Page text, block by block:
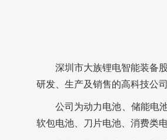
深圳市大族锂电智能装备
研发、生产及销售的高科技公
公司为动力电池、储能电
软包电池、刀片电池、消费类